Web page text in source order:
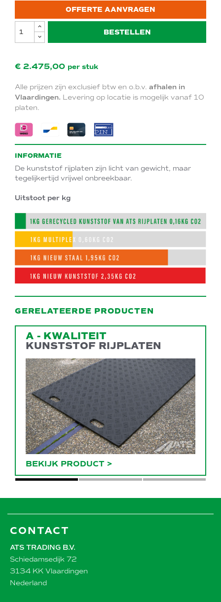
OFFERTE AANVRAGEN
BESTELLEN
€ 2.475,00 per stuk
Alle prijzen zijn exclusief btw en o.b.v. afhalen in
Vlaardingen. Levering op locatie is mogelijk vanaf 10
platen.
INFORMATIE
De kunststof rijplaten zijn licht van gewicht, maar
tegelijkertijd vrijwel onbreekbaar.
Uitstoot per kg
GERELATEERDE PRODUCTEN
A - KWALITEIT
KUNSTSTOF RIJPLATEN
BEKIJK PRODUCT >
CONTACT
ATS TRADING B.V.
Schiedamsedijk 72
3134 KK Vlaardingen
Nederland